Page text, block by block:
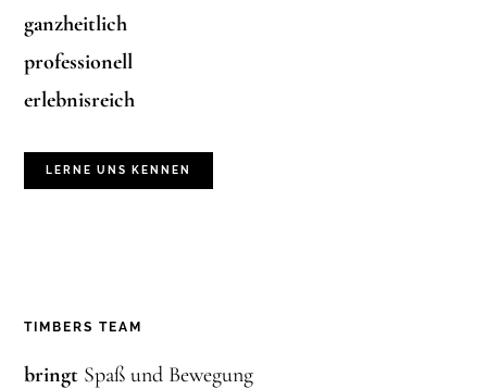
ganzheitlich
professionell
erlebnisreich
LERNE UNS KENNEN
TIMBERS TEAM
bringt Spaß und Bewegung